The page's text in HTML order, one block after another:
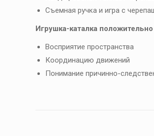
Съемная ручка и игра с
Игрушка-каталка
Восприятие пространства
Координацию движений
Понимание причинно-